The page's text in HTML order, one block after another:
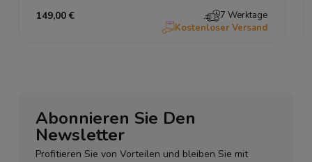
149,00 €
7 Werktage
Kostenloser Versand
Abonnieren Sie Den
Newsletter
Profitieren Sie von Vorteilen und bleiben Sie mit